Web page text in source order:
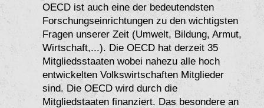
OECD ist auch eine der bedeutendsten
Forschungseinrichtungen zu den wichtigsten
Fragen unserer Zeit (Umwelt, Bildung, Armut,
Wirtschaft,...). Die OECD hat derzeit 35
Mitgliedsstaaten wobei nahezu alle hoch
entwickelten Volkswirtschaften Mitglieder
sind. Die OECD wird durch die
Mitgliedstaaten finanziert. Das besondere an